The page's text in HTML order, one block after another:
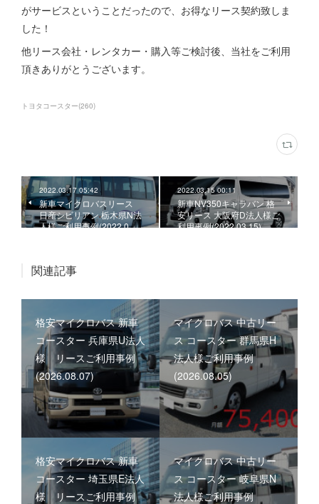
がサービスということだったので、お得なリース契約致しま
した！
他リース会社・レンタカー・購入等ご検討後、当社をご利用
頂きありがとうございます。
トヨタコースター(260)
2022.03.17 05:42
新車マイクロバスリース
日産シビリアン 栃木県N法
人様ご利用事例(2022.0…
2022.03.15 00:11
新車NV350キャラバン 格
安リース 大阪府D法人様ご
利用事例(2022.03.15)
関連記事
格安マイクロバス 新車
コースター 兵庫県U法人
様 リースご利用事例
(2026.08.07)
マイクロバス 中古リー
ス コースター 群馬県H
法人様ご利用事例
(2026.08.05)
格安マイクロバス 新車
コースター 埼玉県E法人
様 リースご利用事例
マイクロバス 中古リー
ス コースター 岐阜県N
法人様ご利用事例